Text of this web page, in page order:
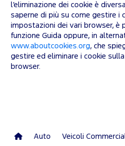
l’eliminazione dei cookie è
saperne di più su come gestire i
impostazioni dei vari browser, è
funzione Guida oppure, in
www.aboutcookies.org, che
gestire ed eliminare i cookie
browser.
Auto Veicoli